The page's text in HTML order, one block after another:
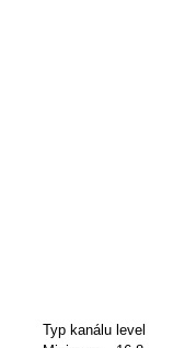
Typ kanálu level